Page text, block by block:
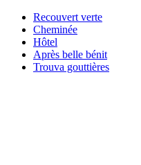
Recouvert verte
Cheminée
Hôtel
Après belle bénit
Trouva gouttières